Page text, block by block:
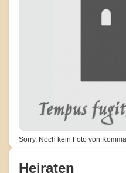
Sorry. Noch kein Foto von
Heiraten